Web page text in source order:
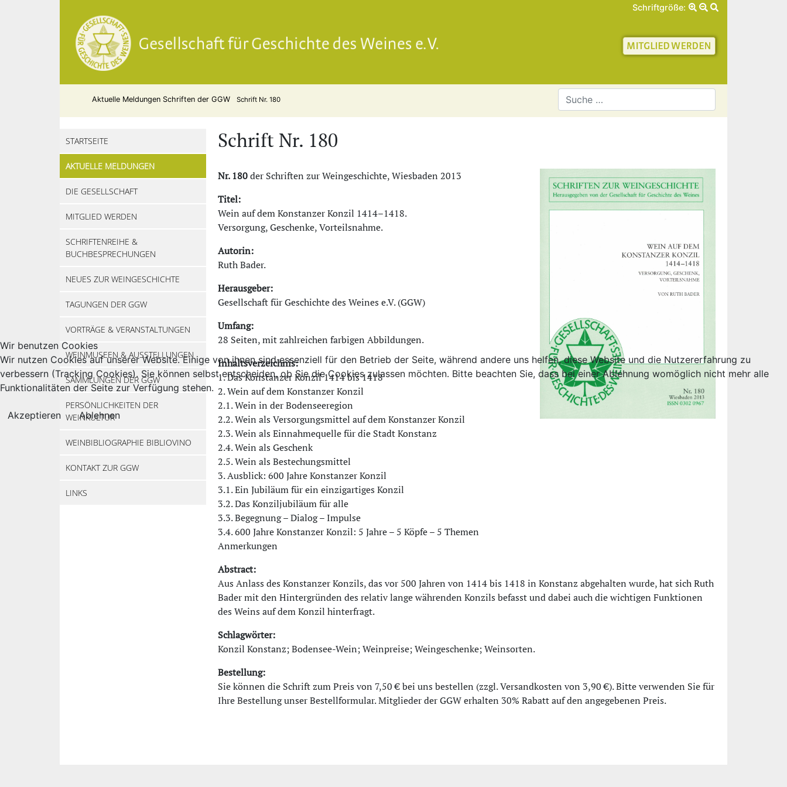
Schriftgröße:
Gesellschaft für Geschichte
Aktuelle Meldungen Schriften der GGW Schrift Nr. 180
STARTSEITE
AKTUELLE MELDUNGEN
DIE GESELLSCHAFT
MITGLIED WERDEN
SCHRIFTENREIHE &
BUCHBESPRECHUNGEN
NEUES ZUR WEINGESCHICHTE
TAGUNGEN DER GGW
VORTRÄGE & VERANSTALTUNGEN
WEINMUSEEN & AUSSTELLUNGEN
SAMMLUNGEN DER GGW
PERSÖNLICHKEITEN DER
WEINKULTUR
WEINBIBLIOGRAPHIE BIBLIOVINO
KONTAKT ZUR GGW
LINKS
Schrift Nr. 180
Nr. 180der Schriften zur Weingeschichte, Wiesbaden 2013
Titel:
Wein auf dem Konstanzer Konzil 1414–1418.
Versorgung, Geschenke, Vorteilsnahme.
Autorin:
Ruth Bader.
Herausgeber:
Gesellschaft für Geschichte des Weines e.V. (GGW)
Umfang:
28 Seiten, mit zahlreichen farbigen Abbildungen.
Inhaltsverzeichnis:
1. Das Konstanzer Konzil 1414 bis 1418
2. Wein auf dem Konstanzer Konzil
2.1. Wein in der Bodenseeregion
2.2. Wein als Versorgungsmittel auf dem Konstanzer Konzil
2.3. Wein als Einnahmequelle für die Stadt Konstanz
2.4. Wein als Geschenk
2.5. Wein als Bestechungsmittel
3. Ausblick: 600 Jahre Konstanzer Konzil
3.1. Ein Jubiläum für ein einzigartiges Konzil
3.2. Das Konziljubiläum für alle
3.3. Begegnung – Dialog – Impulse
3.4. 600 Jahre Konstanzer Konzil: 5 Jahre – 5 Köpfe – 5 Themen
Anmerkungen
Abstract:
Aus Anlass des Konstanzer Konzils, das vor 500 Jahren von 1414 bis 1418 in Konstanz abgehalten wurde, hat sich Ruth
Bader mit den Hintergründen des relativ lange währenden Konzils befasst und dabei auch die wichtigen Funktionen
des Weins auf dem Konzil hinterfragt.
Schlagwörter:
Konzil Konstanz; Bodensee-Wein; Weinpreise; Weingeschenke; Weinsorten.
Bestellung:
Sie können die Schrift zum Preis von 7,50 € bei uns bestellen (zzgl. Versandkosten von 3,90 €). Bitte verwenden Sie für
Ihre Bestellung unser Bestellformular. Mitglieder der GGW erhalten 30% Rabatt auf den angegebenen Preis.
Wir benutzen Cookies
Wir nutzen Cookies auf unserer Website. Einige von ihnen sind essenziell für den Betrieb der Seite, während andere uns helfen, diese Website und die Nutzererfahrung zu
verbessern (Tracking Cookies). Sie können selbst entscheiden, ob Sie die Cookies zulassen möchten. Bitte beachten Sie, dass bei einer Ablehnung womöglich nicht mehr alle
Funktionalitäten der Seite zur Verfügung stehen.
Akzeptieren Ablehnen